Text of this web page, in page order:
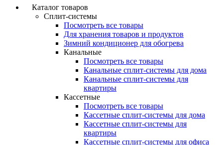
Каталог товаров
Сплит-системы
Посмотреть все товары
Для хранения товаров и продуктов
Зимний кондиционер для обогрева
Канальные
Посмотреть все товары
Канальные сплит-системы для дома
Канальные сплит-системы для
квартиры
Кассетные
Посмотреть все товары
Кассетные сплит-системы для дома
Кассетные сплит-системы для
квартиры
Кассетные сплит-системы для офиса